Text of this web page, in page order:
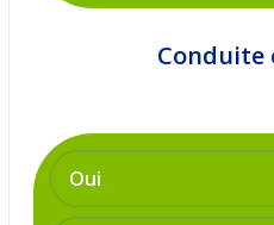
Conduite
Oui